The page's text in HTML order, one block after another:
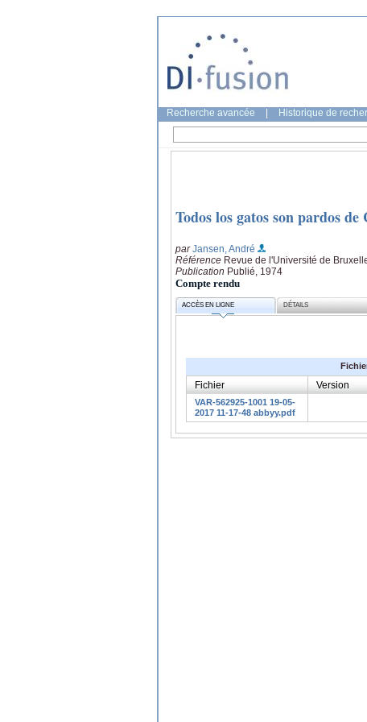
Recherche avancée Historique de
Todos los gatos son pardos
parJansen, André
Référence Revue de l'Université de
Publication Publié, 1974
Compte rendu
ACCÈS EN LIGNE DÉTAILS
Fichier Version
VAR-562925-1001 19-05-
2017 11-17-48 abbyy.pdf